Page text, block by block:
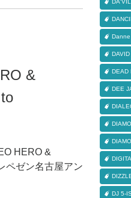
&
HERO &
ペゼン名古屋アン
DEAD
DEE
DJ 5-